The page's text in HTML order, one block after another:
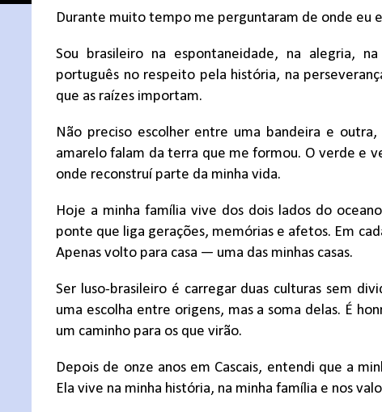
Durante muito tempo me perguntaram de onde eu
Sou brasileiro na espontaneidade, na alegria,
português no respeito pela história, na
que as raízes importam.
Não preciso escolher entre uma bandeira e
amarelo falam da terra que me formou. O verde e
onde reconstruí parte da minha vida.
Hoje a minha família vive dos dois lados do
ponte que liga gerações, memórias e afetos. Em
Apenas volto para casa — uma das minhas casas.
Ser luso-brasileiro é carregar duas culturas sem
uma escolha entre origens, mas a soma delas. É
um caminho para os que virão.
Depois de onze anos em Cascais, entendi que a
Ela vive na minha história, na minha família e nos